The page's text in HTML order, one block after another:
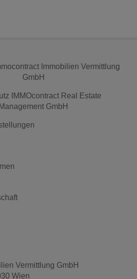
Immobilien Vermittlung
GmbH
IMMOcontract Real Estate
Management GmbH
Vermittlung GmbH
Wien